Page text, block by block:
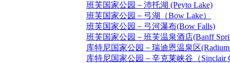
班芙国家公园－沛托湖 (Peyto Lake)
班芙国家公园－弓湖（Bow Lake）
班芙国家公园－弓河瀑布(Bow Falls)
班芙国家公园－班芙温泉酒店(Banff
库特尼国家公园－瑞迪恩温泉区
库特尼国家公园－辛克莱峡谷（Sinclair